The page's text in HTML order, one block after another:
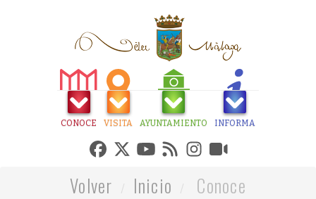
CONOCE VISITA AYUNTAMIENTO INFORMA
Volver Inicio
Conoce